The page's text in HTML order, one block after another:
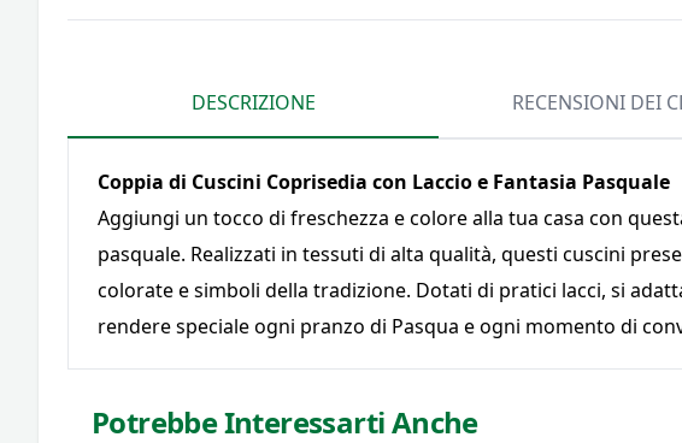
DESCRIZIONE RECENSIONI DEI
Coppia di Cuscini Coprisedia con Laccio e Fantasia Pasquale
Aggiungi un tocco di freschezza e colore alla tua casa con
pasquale. Realizzati in tessuti di alta qualità, questi cuscini
colorate e simboli della tradizione. Dotati di pratici lacci, si
rendere speciale ogni pranzo di Pasqua e ogni momento di
Potrebbe Interessarti Anche